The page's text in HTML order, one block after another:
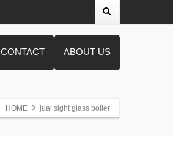
CONTACT ABOUT US
HOME jual sight glass boiler